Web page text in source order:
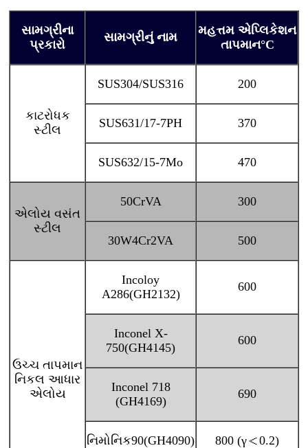
સામગ્રીના
પ્રકારો
સામગ્રીનું નામ
મહત્તમ એપ્લિકેશન
તાપમાન°C
કાટરોધક
સ્ટીલ
SUS304/SUS316 200
SUS631/17-7PH 370
SUS632/15-7Mo 470
એલોય વસંત
સ્ટીલ
50CrVA 300
30W4Cr2VA 500
ઉચ્ચ તાપમાન
નિકલ આધાર
એલોય
Incoloy
A286(GH2132)
600
Inconel X-
750(GH4145)
600
Inconel 718
(GH4169)
690
નિમોનિક90(GH4090) 800 (γ＜0.2)